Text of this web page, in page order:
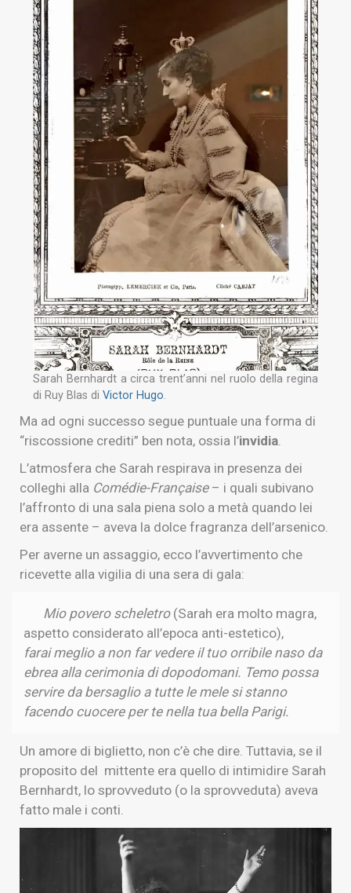
Sarah Bernhardt a circa trent’anni nel ruolo della regina
di Ruy Blas di Victor Hugo.
Ma ad ogni successo segue puntuale una forma di
“riscossione crediti” ben nota, ossia l’invidia
L’atmosfera che Sarah respirava in presenza dei
colleghi alla Comédie-Française– i quali subivano
l’affronto di una sala piena solo a metà quando lei
era assente – aveva la dolce fragranza dell’arsenico.
Per averne un assaggio, ecco l’avvertimento che
ricevette alla vigilia di una sera di gala:
Mio povero scheletro(Sarah era molto magra,
aspetto considerato all’epoca anti-estetico),
farai meglio a non far vedere il tuo orribile naso da
ebrea alla cerimonia di dopodomani. Temo possa
servire da bersaglio a tutte le mele si stanno
facendo cuocere per te nella tua bella Parigi.
Un amore di biglietto, non c’è che dire. Tuttavia, se il
proposito del mittente era quello di intimidire Sarah
Bernhardt, lo sprovveduto (o la sprovveduta) aveva
fatto male i conti.